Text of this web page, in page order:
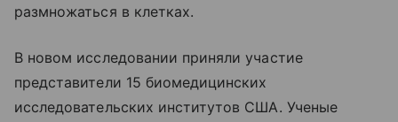
размножаться в клетках.
В новом исследовании приняли участие
представители 15 биомедицинских
исследовательских институтов США. Ученые